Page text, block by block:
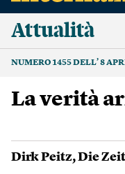
Attualità
NUMERO 1455 DELL’ 8
La verità
Dirk Peitz,Die Zeit